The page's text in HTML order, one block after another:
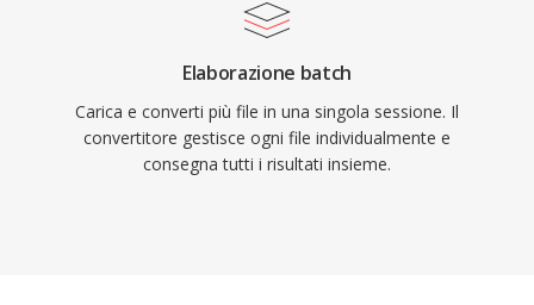
Elaborazione batch
Carica e converti più file in una singola sessione. Il
convertitore gestisce ogni file individualmente e
consegna tutti i risultati insieme.